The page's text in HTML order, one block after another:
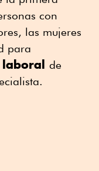
con
las mujeres
para
de